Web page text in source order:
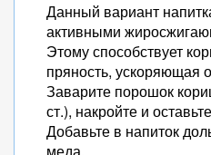
Данный вариант
активными
Этому способствует
пряность, ускоряющая
Заварите порошок
ст.), накройте и
Добавьте в напиток